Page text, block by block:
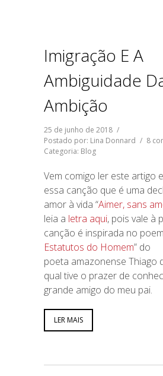
Imigração E A
Ambiguidade
Ambição
25 de junho de 2018 /
Postado por: Lina Donnard / 8
Categoria: Blog
Vem comigo ler este artigo
essa canção que é uma
amor à vida “Aimer, sans
leia a letra aqui, pois vale à
canção é inspirada no
Estatutos do Homem” do
poeta amazonense Thiago
qual tive o prazer de
grande amigo do meu pai.
LER MAIS